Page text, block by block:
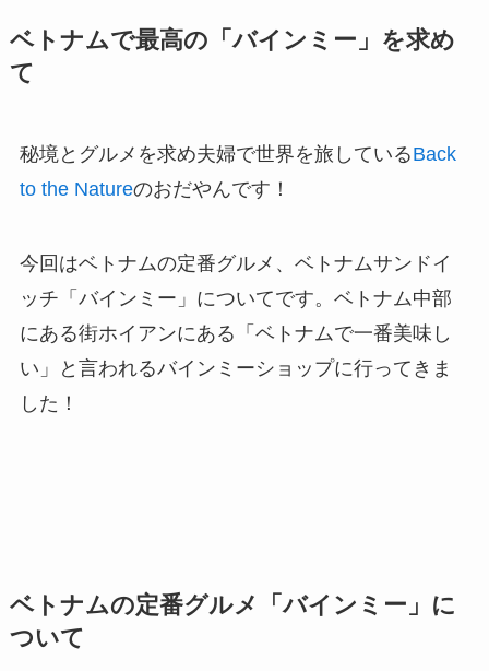
ベトナムで最高の「バインミー」を求め
て
秘境とグルメを求め夫婦で世界を旅しているBack
to the Natureのおだやんです！
今回はベトナムの定番グルメ、ベトナムサンドイ
ッチ「バインミー」についてです。ベトナム中部
にある街ホイアンにある「ベトナムで一番美味し
い」と言われるバインミーショップに行ってきま
した！
ベトナムの定番グルメ「バインミー」に
ついて